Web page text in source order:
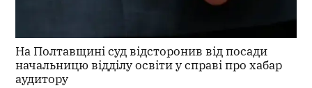
На Полтавщині суд відсторонив від посади
начальницю відділу освіти у справі про хабар
аудитору